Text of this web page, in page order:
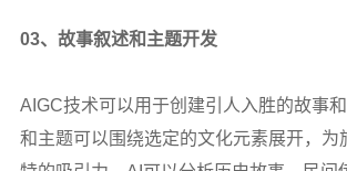
03、故事叙述和主题开发
AIGC技术可以用于创建引人入胜的故事
和主题可以围绕选定的文化元素展开，为